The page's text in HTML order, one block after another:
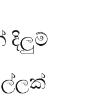
දිලුම්